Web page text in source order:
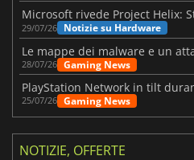
Microsoft rivede Project Helix:
29/07/26 Notizie su Hardware
28/07/26 Gaming News
25/07/26 Gaming News
NOTIZIE, OFFERTE